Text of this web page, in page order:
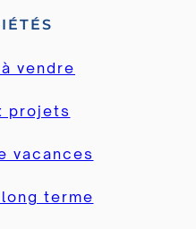
vendre
projets
vacances
terme